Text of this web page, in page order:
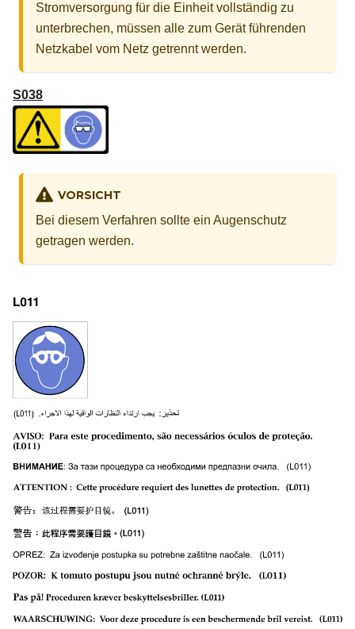
Stromversorgung für die Einheit vollständig zu
unterbrechen, müssen alle zum Gerät führenden
Netzkabel vom Netz getrennt werden.
S038
VORSICHT
Bei diesem Verfahren sollte ein Augenschutz
getragen werden.